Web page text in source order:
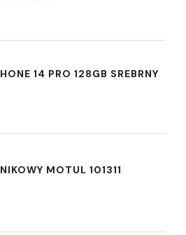
14 PRO 128GB SREBRNY
MOTUL 101311